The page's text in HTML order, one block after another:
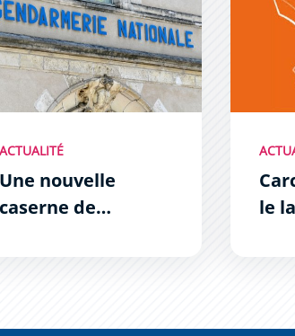
ACTUALITÉ
Une nouvelle
caserne de
Hauts de Grazailles
le